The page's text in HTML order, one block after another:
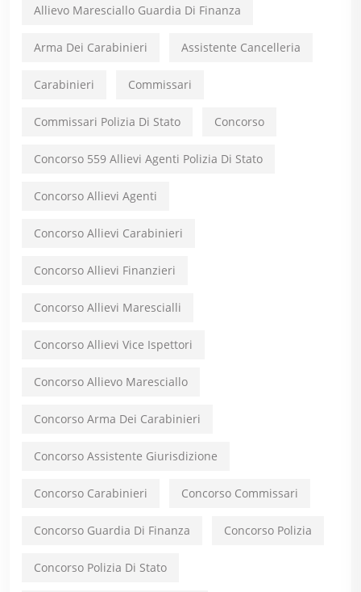
Allievo Maresciallo Guardia Di Finanza
Arma Dei Carabinieri Assistente Cancelleria
Carabinieri Commissari
Commissari Polizia Di Stato Concorso
Concorso 559 Allievi Agenti Polizia Di Stato
Concorso Allievi Agenti
Concorso Allievi Carabinieri
Concorso Allievi Finanzieri
Concorso Allievi Marescialli
Concorso Allievi Vice Ispettori
Concorso Allievo Maresciallo
Concorso Arma Dei Carabinieri
Concorso Assistente Giurisdizione
Concorso Carabinieri Concorso Commissari
Concorso Guardia Di Finanza Concorso Polizia
Concorso Polizia Di Stato